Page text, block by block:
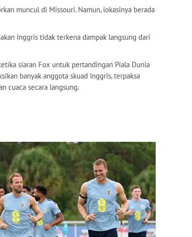
muncul di Missouri. Namun, lokasinya berada
Inggris tidak terkena dampak langsung dari
siaran Fox untuk pertandingan Piala Dunia
banyak anggota skuad Inggris, terpaksa
cuaca secara langsung.